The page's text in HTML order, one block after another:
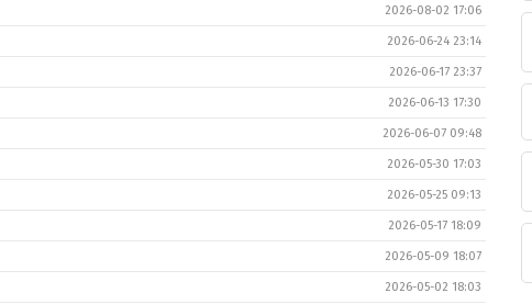
2026-08-02 17:06
2026-06-24 23:14
2026-06-17 23:37
2026-06-13 17:30
2026-06-07 09:48
2026-05-30 17:03
2026-05-25 09:13
2026-05-17 18:09
2026-05-09 18:07
2026-05-02 18:03